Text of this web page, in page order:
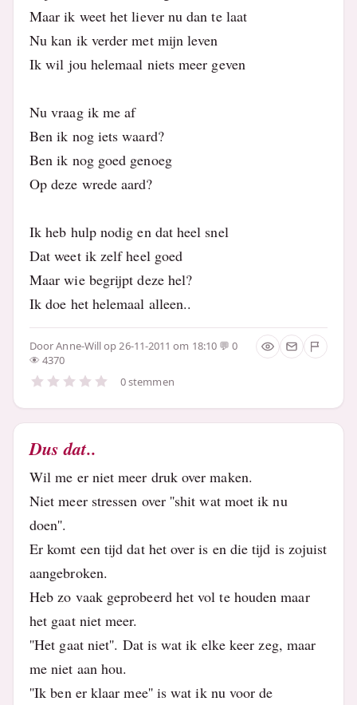
Maar ik weet het liever nu dan te laat
Nu kan ik verder met mijn leven
Ik wil jou helemaal niets meer geven
Nu vraag ik me af
Ben ik nog iets waard?
Ben ik nog goed genoeg
Op deze wrede aard?
Ik heb hulp nodig en dat heel snel
Dat weet ik zelf heel goed
Maar wie begrijpt deze hel?
Ik doe het helemaal alleen..
DoorAnne-Willop 26-11-2011 om 18:10
0
4370
0 stemmen
Dus dat..
Wil me er niet meer druk over maken.
Niet meer stressen over ''shit wat moet ik nu
doen''.
Er komt een tijd dat het over is en die tijd is zojuist
aangebroken.
Heb zo vaak geprobeerd het vol te houden maar
het gaat niet meer.
''Het gaat niet''. Dat is wat ik elke keer zeg, maar
me niet aan hou.
''Ik ben er klaar mee'' is wat ik nu voor de